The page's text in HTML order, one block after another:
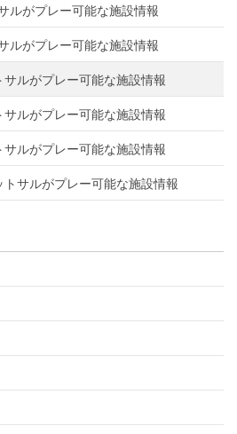
ルがプレー可能な施設情報
ルがプレー可能な施設情報
ルがプレー可能な施設情報
ルがプレー可能な施設情報
ルがプレー可能な施設情報
サルがプレー可能な施設情報